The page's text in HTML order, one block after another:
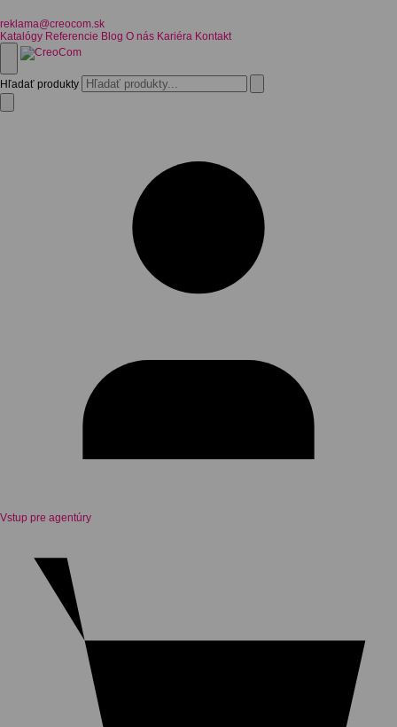
reklama@creocom.sk
Katalógy Referencie Blog O nás Kariéra Kontakt
Hľadať produkty
Vstup pre agentúry